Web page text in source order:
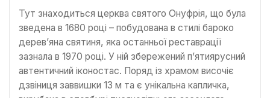
Тут знаходиться церква святого Онуфрія, що була
зведена в 1680 році – побудована в стилі бароко
дерев’яна святиня, яка останньої реставрації
зазнала в 1970 році. У ній збережений п’ятиярусний
автентичний іконостас. Поряд із храмом височіє
дзвіниця заввишки 13 м та є унікальна капличка,